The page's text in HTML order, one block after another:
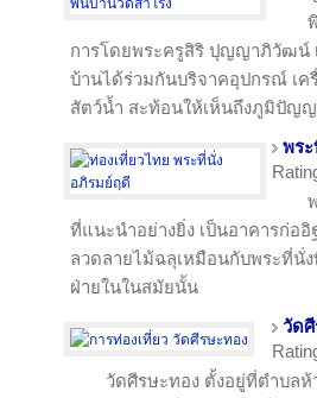
การโดยพระครูสิริ ปุญญาภิวัฒน์
บ้านได้ร่วมกันบริจาคอุปกรณ์ เค
สัตว์น้ำ สะท้อนให้เห็นถึงภูมิปัญ
พร
ที่แนะนำอย่างยิ่ง เป็นอาคารก่อ
ลวดลายไม้ฉลุเหมือนกับพระที่นั่
ฝ่ายในในสมัยนั้น
วัด
วัดศีรษะทอง ตั้งอยู่ที่ตำบลห้